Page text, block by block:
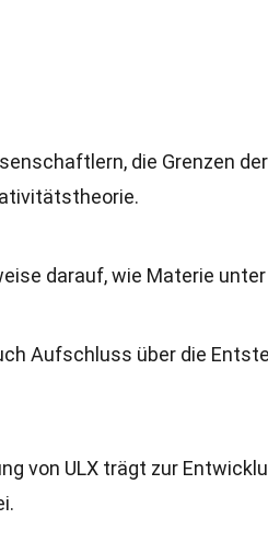
die Grenzen
darauf, wie Materie
Aufschluss über die
von ULX trägt zur